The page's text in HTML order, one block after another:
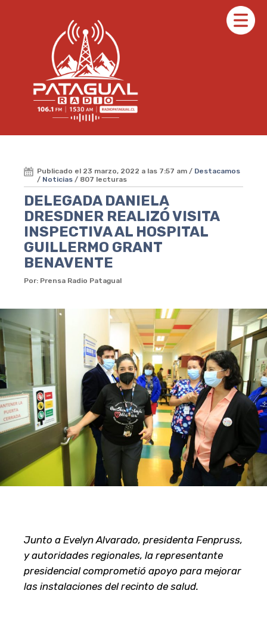
Publicado el 23 marzo, 2022 a las 7:57 am / Destacamos
/ Noticias / 807 lecturas
DELEGADA DANIELA
DRESDNER REALIZÓ VISITA
INSPECTIVA AL HOSPITAL
GUILLERMO GRANT
BENAVENTE
Por: Prensa Radio Patagual
Junto a Evelyn Alvarado, presidenta Fenpruss,
y autoridades regionales, la representante
presidencial comprometió apoyo para mejorar
las instalaciones del recinto de salud.